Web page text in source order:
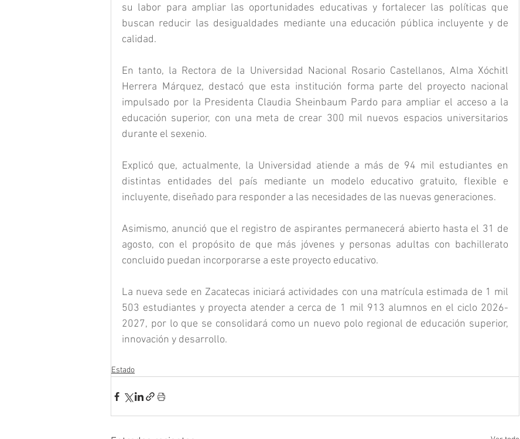
su labor para ampliar las oportunidades educativas y fortalecer las políticas que
buscan reducir las desigualdades mediante una educación pública incluyente y de
calidad.
En tanto, la Rectora de la Universidad Nacional Rosario Castellanos, Alma Xóchitl
Herrera Márquez, destacó que esta institución forma parte del proyecto nacional
impulsado por la Presidenta Claudia Sheinbaum Pardo para ampliar el acceso a la
educación superior, con una meta de crear 300 mil nuevos espacios universitarios
durante el sexenio.
Explicó que, actualmente, la Universidad atiende a más de 94 mil estudiantes en
distintas entidades del país mediante un modelo educativo gratuito, flexible e
incluyente, diseñado para responder a las necesidades de las nuevas generaciones.
Asimismo, anunció que el registro de aspirantes permanecerá abierto hasta el 31 de
agosto, con el propósito de que más jóvenes y personas adultas con bachillerato
concluido puedan incorporarse a este proyecto educativo.
La nueva sede en Zacatecas iniciará actividades con una matrícula estimada de 1 mil
503 estudiantes y proyecta atender a cerca de 1 mil 913 alumnos en el ciclo 2026-
2027, por lo que se consolidará como un nuevo polo regional de educación superior,
innovación y desarrollo.
Estado